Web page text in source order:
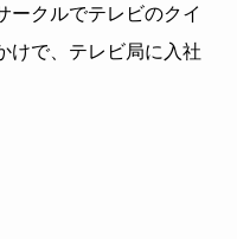
ークルでテレビのクイ
けで、テレビ局に入社